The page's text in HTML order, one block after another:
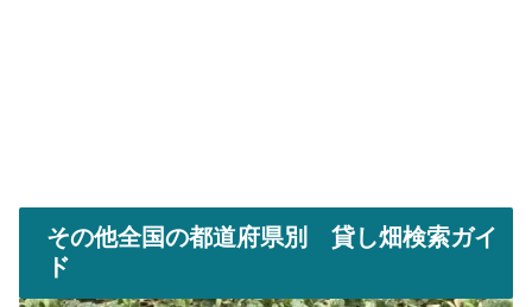
その他全国の都道府県別 貸し畑検索ガイ
ド